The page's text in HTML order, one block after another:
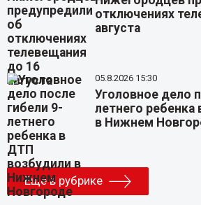
отключениях
августа
05.8.2026 15:30
Уголовное дело
летнего
в Нижнем
Еще в рубрике